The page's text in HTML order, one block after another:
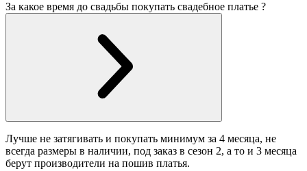
За какое время до свадьбы покупать свадебное платье ?
Лучше не затягивать и покупать минимум за 4 месяца, не
всегда размеры в наличии, под заказ в сезон 2, а то и 3 месяца
берут производители на пошив платья.